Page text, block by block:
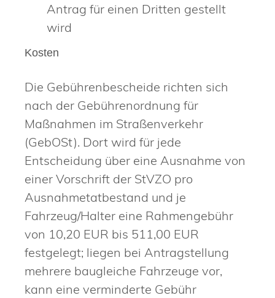
Antrag für einen Dritten gestellt
wird
Kosten
Die Gebührenbescheide richten sich
nach der Gebührenordnung für
Maßnahmen im Straßenverkehr
(GebOSt). Dort wird für jede
Entscheidung über eine Ausnahme von
einer Vorschrift der StVZO pro
Ausnahmetatbestand und je
Fahrzeug/Halter eine Rahmengebühr
von 10,20 EUR bis 511,00 EUR
festgelegt; liegen bei Antragstellung
mehrere baugleiche Fahrzeuge vor,
kann eine verminderte Gebühr